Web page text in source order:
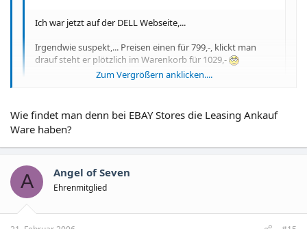
Ich war jetzt auf der DELL Webseite,...
Irgendwie suspekt,... Preisen einen für 799,-, klickt man
drauf steht er plötzlich im Warenkorb für 1029,-
Ausserdem kann man die nicht in den maßen
Zum Vergrößern anklicken....
Geh bei EBay auf Sofort-Kauf und suche Firmen die zb. Leasing-
Ware aufgekauft haben. zb:
http://stores.ebay.de/HEdCom-Technik
Zum Vergrößern anklicken....
Wie findet man denn bei EBAY Stores die Leasing Ankauf
Ware haben?
A Angel of Seven
Ehrenmitglied